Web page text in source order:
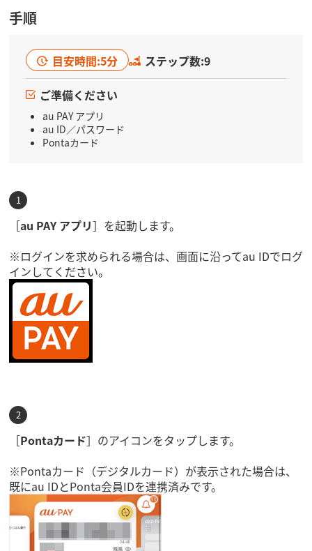
手順
目安時間:5分 ステップ数:9
ご準備ください
au PAY アプリ
au ID／パスワード
Pontaカード
［au PAY アプリ］を起動します。
※ログインを求められる場合は、画面に沿ってau IDでログ
インしてください。
［Pontaカード］のアイコンをタップします。
※Pontaカード（デジタルカード）が表示された場合は、
既にau IDとPonta会員IDを連携済みです。